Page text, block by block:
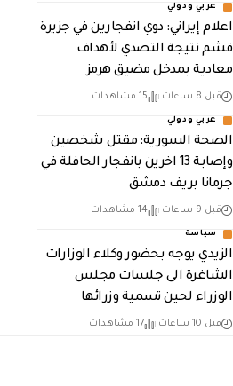
عربي ودولي
اعلام إيراني: دوي انفجارين في جزيرة
قشم نتيجة التصدي لأهداف
معادية بمدخل مضيق هرمز
قبل 8 ساعات 15 مشاهدات
عربي ودولي
الصحة السورية: مقتل شخصين
وإصابة 13 اخرين بانفجار الحافلة في
جرمانا بريف دمشق
قبل 9 ساعات 14 مشاهدات
سياسة
الزيدي يوجه بحضور وكلاء الوزارات
الشاغرة الى جلسات مجلس
الوزراء لحين تسمية وزرائها
قبل 10 ساعات 17 مشاهدات